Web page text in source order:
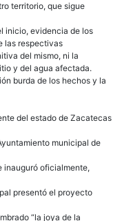
territorio, que sigue
inicio, evidencia de los
las respectivas
del mismo, ni la
y del agua afectada.
burda de los hechos y la
del estado de Zacatecas
municipal de
inauguró oficialmente,
presentó el proyecto
“la joya de la